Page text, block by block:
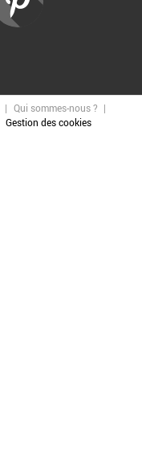
Qui sommes-nous ?
Gestion des cookies